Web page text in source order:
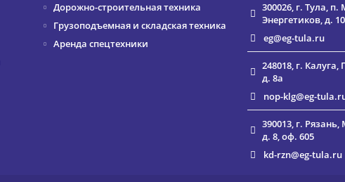
Дорожно-строительная техника
Грузоподъемная и складская техника
Аренда спецтехники
300026, г. Тула,
Энергетиков, д. 10
eg@eg-tula.ru
248018, г.
д. 8а
nop-klg@eg-
390013, г.
д. 8, оф. 605
kd-rzn@eg-tula.ru